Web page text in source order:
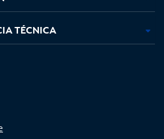
TÉCNICA